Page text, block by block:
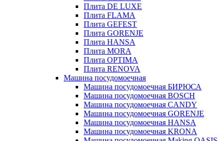
Плита DE LUXE
Плита FLAMA
Плита GEFEST
Плита GORENJE
Плита HANSA
Плита MORA
Плита OPTIMA
Плита RENOVA
Машина посудомоечная
Машина посудомоечная БИРЮСА
Машина посудомоечная BOSCH
Машина посудомоечная CANDY
Машина посудомоечная GORENJE
Машина посудомоечная HANSA
Машина посудомоечная KRONA